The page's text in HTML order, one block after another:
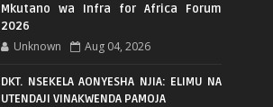
Mkutano wa Infra for Africa Forum
2026
Unknown Aug 04, 2026
DKT. NSEKELA AONYESHA NJIA: ELIMU NA
UTENDAJI VINAKWENDA PAMOJA